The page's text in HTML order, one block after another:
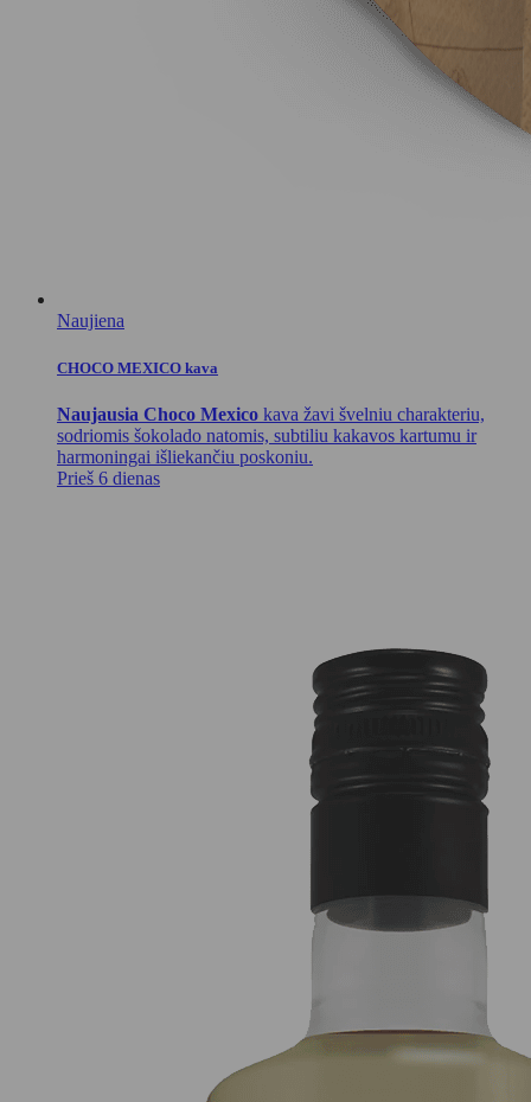
Naujiena
CHOCO MEXICO kava
Naujausia Choco Mexico kava žavi švelniu charakteriu,
sodriomis šokolado natomis, subtiliu kakavos kartumu ir
harmoningai išliekančiu poskoniu.
Prieš 6 dienas